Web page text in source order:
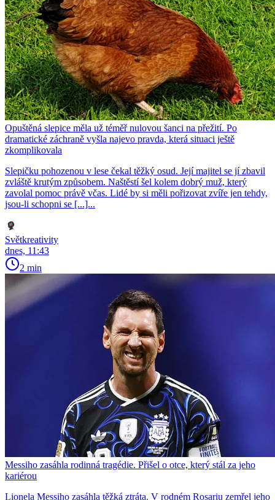
Opuštěná slepice měla už téměř nulovou šanci na přežití. Po
dramatické záchraně vyšla najevo pravda, která situaci ještě
zkomplikovala
Slepičku pohozenou v lese čekal těžký osud. Její majitel se jí zbavil
zvláště krutým způsobem. Naštěstí šel kolem dobrý muž, který
zavolal pomoc právě včas. Lidé by si měli pořizovat zvíře jen tehdy,
jsou-li schopni se [...]...
Světkreativity
dnes, 11:43
2 min
Messiho zasáhla rodinná tragédie. Přišel o otce, který stál za jeho
kariérou
Lionela Messiho zasáhla těžká ztráta. V rodném Rosariu zemřel jeho